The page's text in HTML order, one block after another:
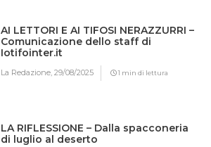
AI LETTORI E AI TIFOSI NERAZZURRI –
Comunicazione dello staff di
Iotifointer.it
La Redazione,29/08/2025 1 min di lettura
LA RIFLESSIONE – Dalla spacconeria
di luglio al deserto